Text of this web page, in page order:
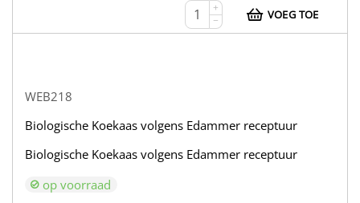
+
−
VOEG TOE
WEB218
Biologische Koekaas volgens Edammer receptuur
Biologische Koekaas volgens Edammer receptuur
op voorraad